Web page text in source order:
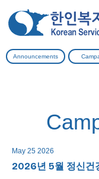
Announcements
May 25 2026
2026년 5월 정신건